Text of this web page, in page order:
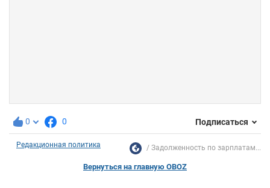
0 0 Подписаться
Редакционная политика Задолженность по зарплатам...
Вернуться на главную OBOZ